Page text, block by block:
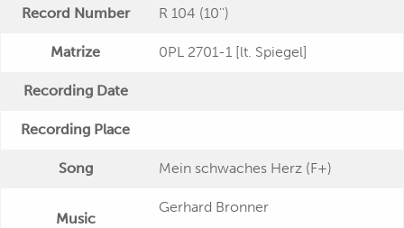
Record Number R 104 (10'')
Matrize 0PL 2701-1 [lt. Spiegel]
Recording Date
Recording Place
Song Mein schwaches Herz (F+)
Music
Gerhard Bronner